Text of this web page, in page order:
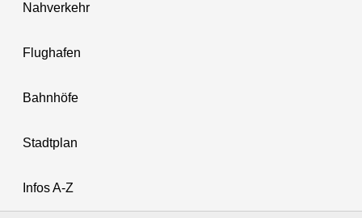
Nahverkehr
Flughafen
Bahnhöfe
Stadtplan
Infos A-Z